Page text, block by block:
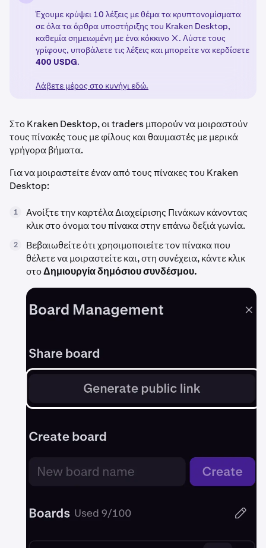
Έχουμε κρύψει 10 λέξεις με θέμα τα κρυπτονομίσματα
σε όλα τα άρθρα υποστήριξης του Kraken Desktop,
καθεμία σημειωμένη με ένα κόκκινο ❌. Λύστε τους
γρίφους, υποβάλετε τις λέξεις και μπορείτε να κερδίσετε
400 USDG.
Λάβετε μέρος στο κυνήγι εδώ.
Στο Kraken Desktop, οι traders μπορούν να μοιραστούν
τους πίνακές τους με φίλους και θαυμαστές με μερικά
γρήγορα βήματα.
Για να μοιραστείτε έναν από τους πίνακες του Kraken
Desktop:
1
Ανοίξτε την καρτέλα Διαχείρισης Πινάκων κάνοντας
κλικ στο όνομα του πίνακα στην επάνω δεξιά γωνία.
2
Βεβαιωθείτε ότι χρησιμοποιείτε τον πίνακα που
θέλετε να μοιραστείτε και, στη συνέχεια, κάντε κλικ
στοΔημιουργία δημόσιου συνδέσμου.